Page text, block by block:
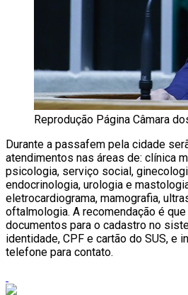
Reprodução Página Câmara
Durante a passafem pela cidade
atendimentos nas áreas de: clínica
psicologia, serviço social,
endocrinologia, urologia e
eletrocardiograma, mamografia,
oftalmologia. A recomendação é
documentos para o cadastro no
identidade, CPF e cartão do SUS, e
telefone para contato.